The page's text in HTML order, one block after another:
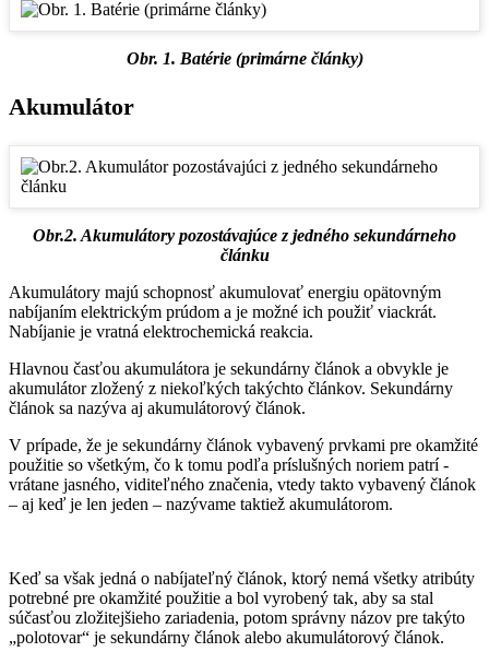
Obr. 1. Batérie (primárne články)
Akumulátor
Obr.2. Akumulátory pozostávajúce z jedného sekundárneho
článku
Akumulátory majú schopnosť akumulovať energiu opätovným
nabíjaním elektrickým prúdom a je možné ich použiť viackrát.
Nabíjanie je vratná elektrochemická reakcia.
Hlavnou časťou akumulátora je sekundárny článok a obvykle je
akumulátor zložený z niekoľkých takýchto článkov. Sekundárny
článok sa nazýva aj akumulátorový článok.
V prípade, že je sekundárny článok vybavený prvkami pre okamžité
použitie so všetkým, čo k tomu podľa príslušných noriem patrí -
vrátane jasného, viditeľného značenia, vtedy takto vybavený článok
– aj keď je len jeden – nazývame taktiež akumulátorom.
Keď sa však jedná o nabíjateľný článok, ktorý nemá všetky atribúty
potrebné pre okamžité použitie a bol vyrobený tak, aby sa stal
súčasťou zložitejšieho zariadenia, potom správny názov pre takýto
„polotovar“ je sekundárny článok alebo akumulátorový článok.